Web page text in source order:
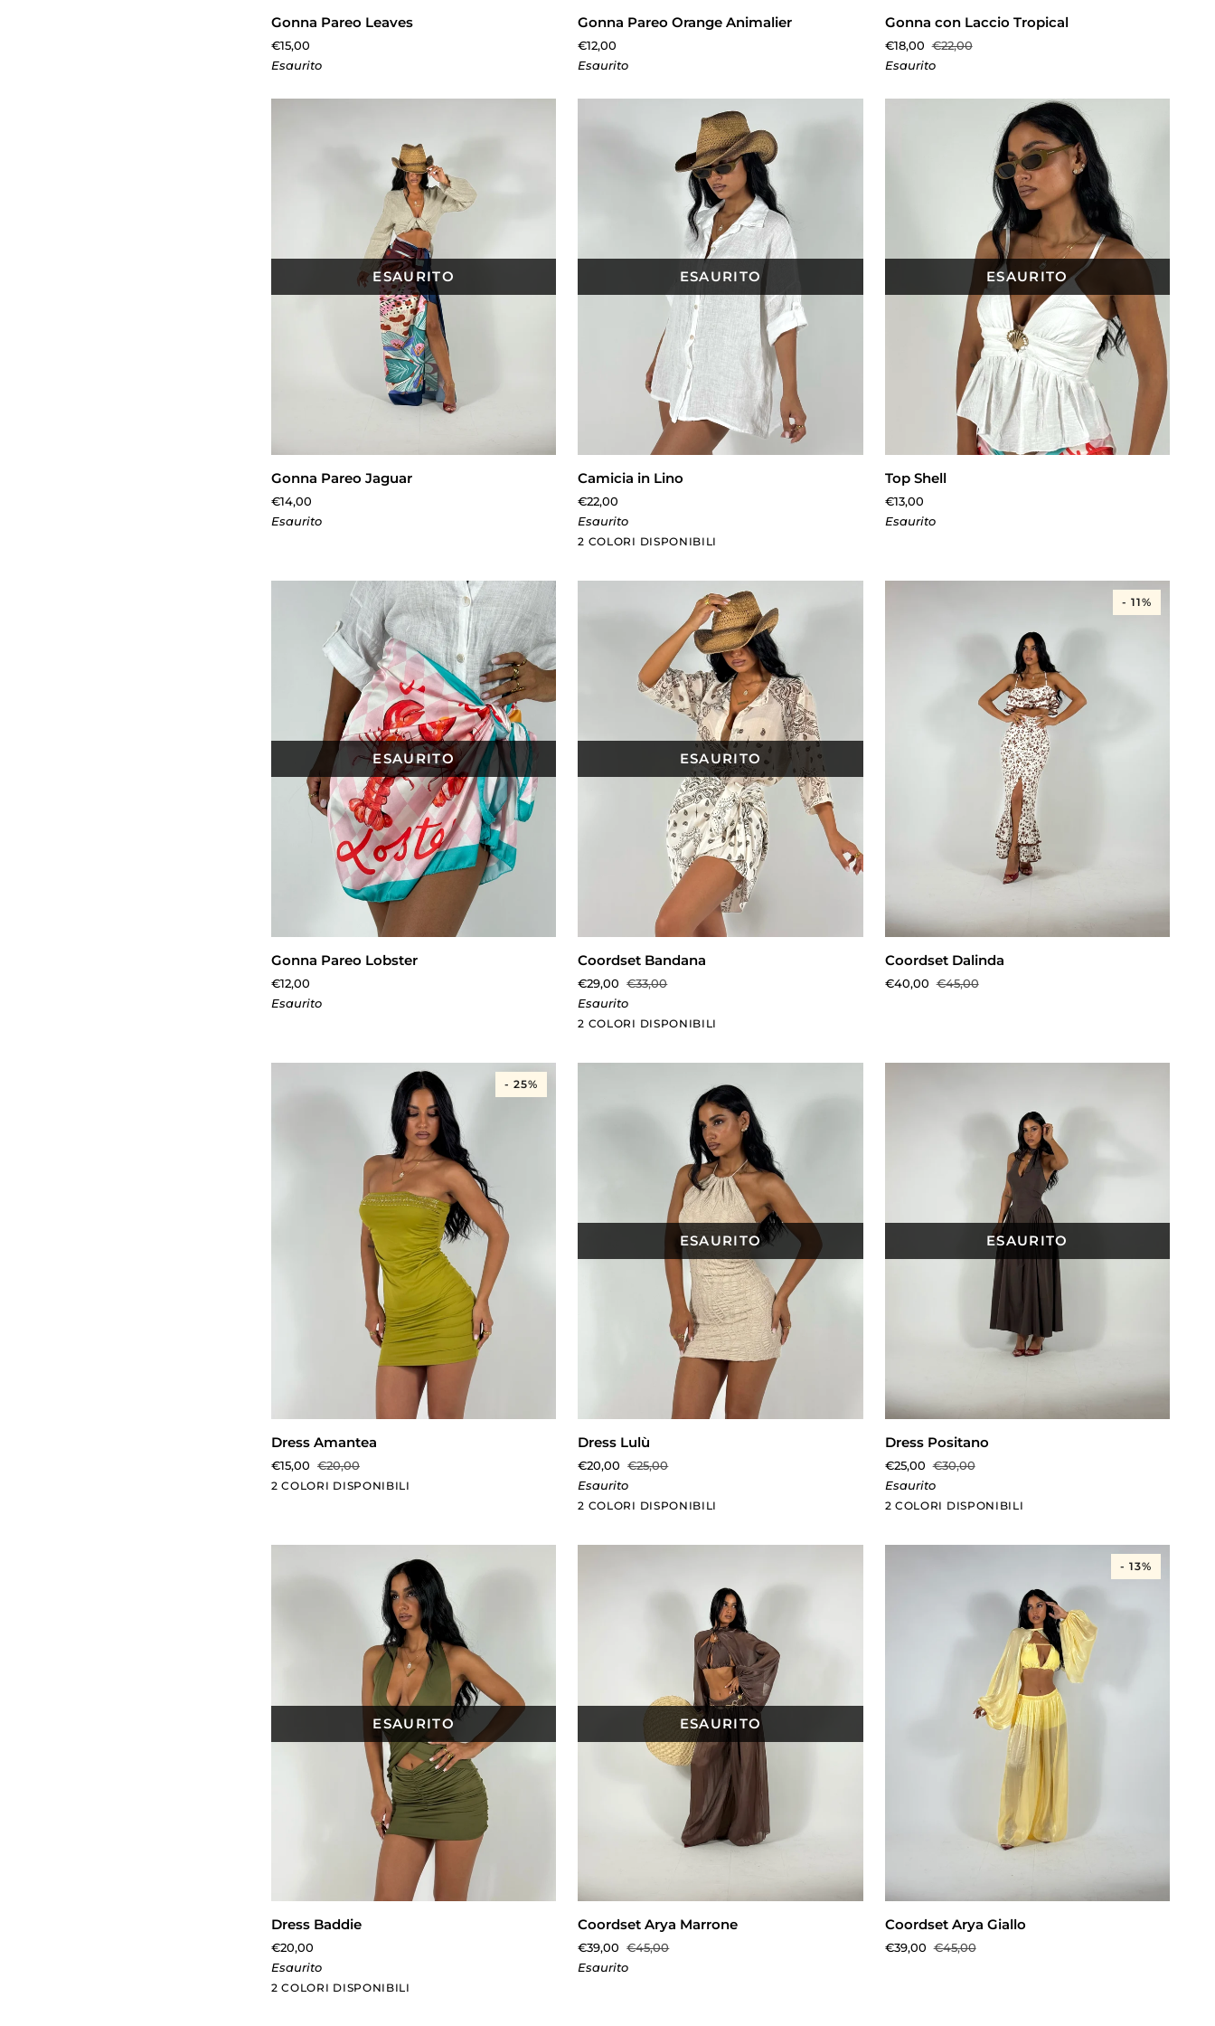
Gonna
Pareo
Leaves
Gonna Pareo Leaves
€15,00
Esaurito
Gonna
Pareo
Orange
Animalier
Gonna Pareo Orange Animalier
€12,00
Esaurito
Gonna
con
Laccio
Tropical
Gonna con Laccio Tropical
€18,00 €22,00
Esaurito
ESAURITO
Gonna
Pareo
Jaguar
Gonna Pareo Jaguar
€14,00
Esaurito
ESAURITO
AGGIUNTA RAPIDA
Camicia
in
Lino
Camicia in Lino
€22,00
Esaurito
2 COLORI DISPONIBILI
BiancoKhaki
ESAURITO
AGGIUNGI AL CARRELLO
Top
Shell
Top Shell
€13,00
Esaurito
ESAURITO
AGGIUNGI AL CARRELLO
Gonna
Pareo
Lobster
Gonna Pareo Lobster
€12,00
Esaurito
ESAURITO
AGGIUNTA RAPIDA
Coordset
Bandana
Coordset Bandana
€29,00 €33,00
Esaurito
2 COLORI DISPONIBILI
PannaRosso
- 11%
Coordset
Dalinda
Coordset Dalinda
€40,00 €45,00
- 25%
AGGIUNTA RAPIDA
Dress
Dress Amantea
€15,00 €20,00
2 COLORI DISPONIBILI
VerdeMattone
ESAURITO
AGGIUNTA RAPIDA
Dress
Dress Lulù
€20,00 €25,00
Esaurito
2 COLORI DISPONIBILI
BeigeBianco
ESAURITO
Dress
Dress Positano
€25,00 €30,00
Esaurito
2 COLORI DISPONIBILI
Marrone
Bianco
ESAURITO
AGGIUNTA RAPIDA
Dress
Dress Baddie
€20,00
Esaurito
2 COLORI DISPONIBILI
VerdeBianco
ESAURITO
Coordset
Marrone
Coordset Arya Marrone
€39,00 €45,00
Esaurito
- 13%
AGGIUNGI AL CARRELLO
Coordset
Giallo
Coordset Arya Giallo
€39,00 €45,00